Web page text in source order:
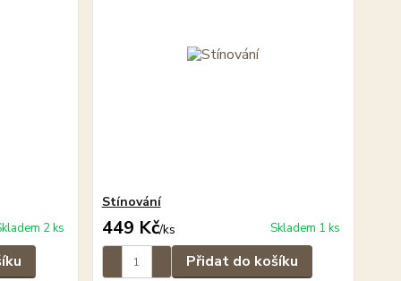
2 ks
Stínování
449 Kč/ks Skladem 1 ks
Přidat do košíku